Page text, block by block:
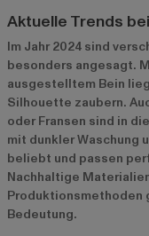
Aktuelle Trends
Im Jahr 2024 sind
besonders angesagt.
ausgestelltem Bein
Silhouette zaubern.
oder Fransen sind in
mit dunkler Waschung
beliebt und passen
Nachhaltige
Produktionsmethoden
Bedeutung.